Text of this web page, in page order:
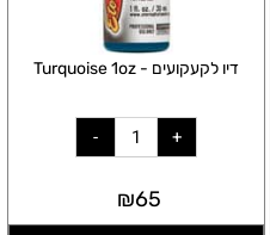
דיו לקעקועים - Turquoise 1oz
₪65